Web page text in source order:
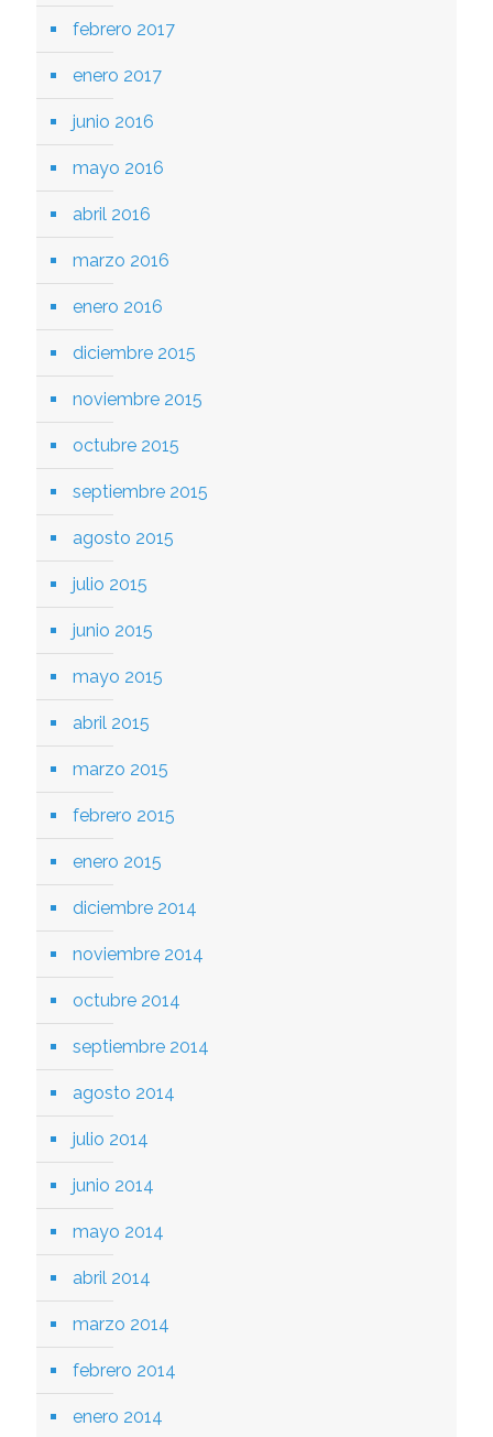
febrero 2017
enero 2017
junio 2016
mayo 2016
abril 2016
marzo 2016
enero 2016
diciembre 2015
noviembre 2015
octubre 2015
septiembre 2015
agosto 2015
julio 2015
junio 2015
mayo 2015
abril 2015
marzo 2015
febrero 2015
enero 2015
diciembre 2014
noviembre 2014
octubre 2014
septiembre 2014
agosto 2014
julio 2014
junio 2014
mayo 2014
abril 2014
marzo 2014
febrero 2014
enero 2014